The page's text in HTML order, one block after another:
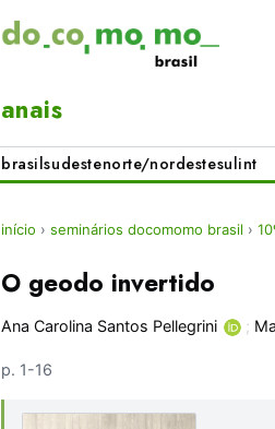
anais
brasilsudestenorte/nordestesulint
início › seminários docomomo brasil ›
O geodo invertido
Ana Carolina Santos Pellegrini ;
p. 1-16